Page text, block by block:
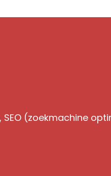
SEO (zoekmachine